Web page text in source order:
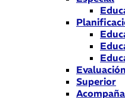
Superior